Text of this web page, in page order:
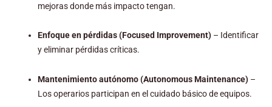
mejoras donde más impacto tengan.
Enfoque en pérdidas (Focused Improvement) – Identificar
y eliminar pérdidas críticas.
Mantenimiento autónomo (Autonomous Maintenance) –
Los operarios participan en el cuidado básico de equipos.